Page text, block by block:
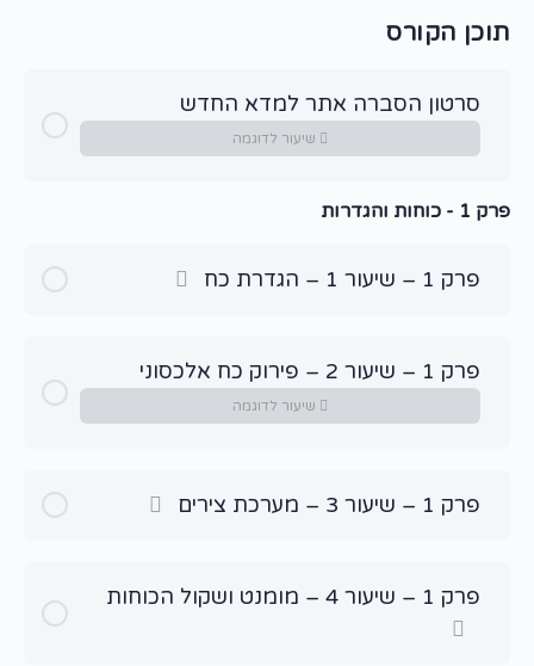
תוכן הקורס
סרטון הסברה אתר למדא החדש
שיעור לדוגמה
פרק 1 - כוחות והגדרות
פרק 1 – שיעור 1 – הגדרת כח
פרק 1 – שיעור 2 – פירוק כח אלכסוני
שיעור לדוגמה
פרק 1 – שיעור 3 – מערכת צירים
פרק 1 – שיעור 4 – מומנט ושקול הכוחות